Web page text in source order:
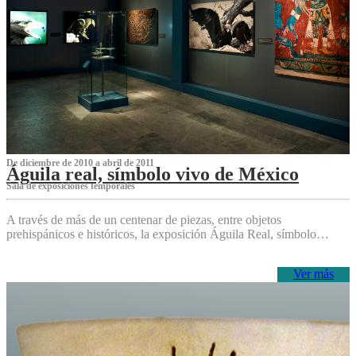
De diciembre de 2010 a abril de 2011
Águila real, símbolo vivo de México
Sala de exposiciones temporales
A través de más de un centenar de piezas, entre objetos
prehispánicos e históricos, la exposición Águila Real, símbolo…
Ver más